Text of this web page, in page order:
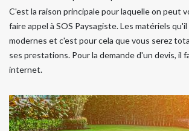
C'est la raison principale pour laquelle on peut
faire appel à SOS Paysagiste. Les matériels
modernes et c'est pour cela que vous serez
ses prestations. Pour la demande d'un devis, il
internet.